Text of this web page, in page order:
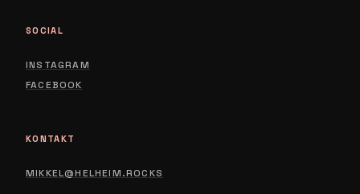
SOCIAL
INSTAGRAM
FACEBOOK
KONTAKT
MIKKEL@HELHEIM.ROCKS